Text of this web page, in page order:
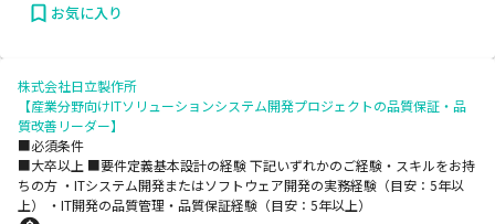
お気に入り
株式会社日立製作所
【産業分野向けITソリューションシステム開発プロジェクトの品質保証・品
質改善リーダー】
■必須条件
■大卒以上 ■要件定義基本設計の経験 下記いずれかのご経験・スキルをお持
ちの方 ・ITシステム開発またはソフトウェア開発の実務経験（目安：5年以
上） ・IT開発の品質管理・品質保証経験（目安：5年以上）